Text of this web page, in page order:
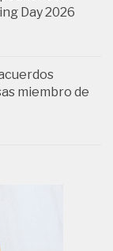
Day 2026
miembro de